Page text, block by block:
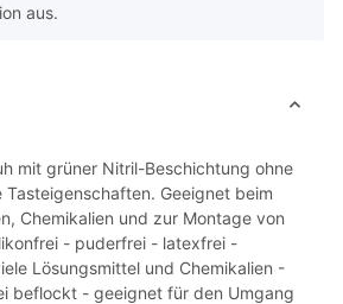
aus.
mit grüner Nitril-Beschichtung ohne
Geeignet beim
Chemikalien und zur Montage von
- puderfrei - latexfrei -
Lösungsmittel und Chemikalien -
beflockt - geeignet für den Umgang